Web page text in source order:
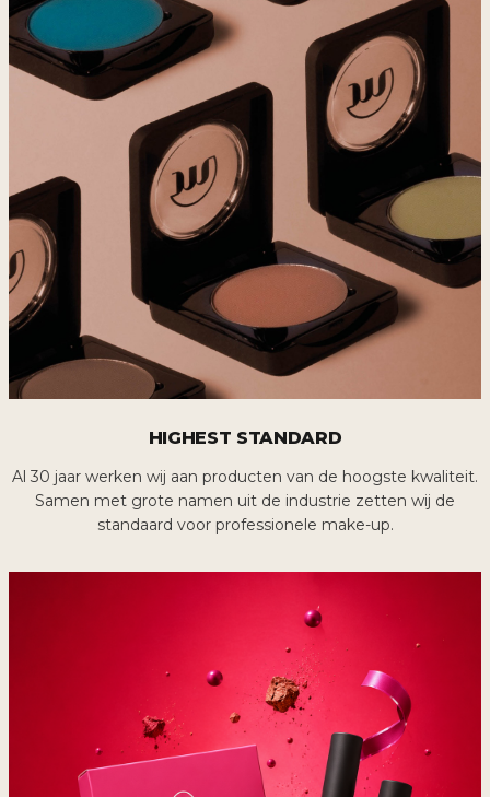
HIGHEST STANDARD
Al 30 jaar werken wij aan producten van de hoogste kwaliteit.
Samen met grote namen uit de industrie zetten wij de
standaard voor professionele make-up.